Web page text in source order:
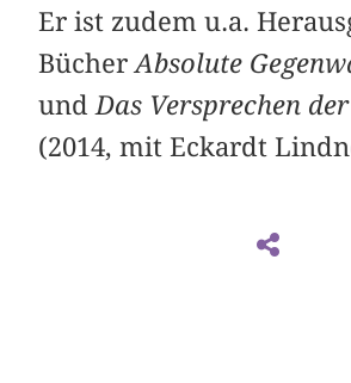
Er ist zudem u.a.
BücherAbsolute
undDas Versprechen
(2014, mit Eckardt